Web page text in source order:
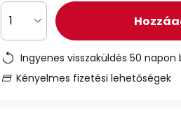
1
Ingyenes visszaküldés 50 napon
Kényelmes fizetési lehetőségek